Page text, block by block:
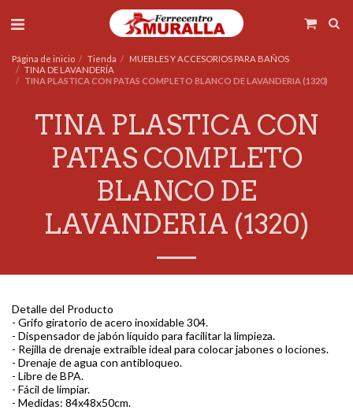
Página de inicio Tienda
MUEBLES Y ACCESORIOS PARA BAÑOS
TINA DE LAVANDERÍA
TINA PLASTICA CON PATAS COMPLETO BLANCO DE LAVANDERIA (1320)
TINA PLASTICA CON
PATAS COMPLETO
BLANCO DE
LAVANDERIA (1320)
Detalle del Producto
- Grifo giratorio de acero inoxidable 304.
- Dispensador de jabón líquido para facilitar la limpieza.
- Rejilla de drenaje extraíble ideal para colocar jabones o lociones.
- Drenaje de agua con antibloqueo.
- Libre de BPA.
- Fácil de limpiar.
- Medidas: 84x48x50cm.